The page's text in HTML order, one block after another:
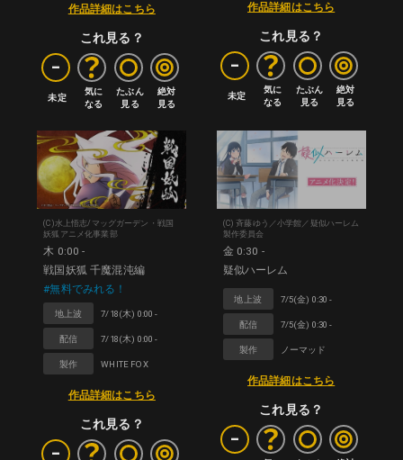
作品詳細はこちら
これ見る？
-
未定
気に
なる
たぶん
見る
絶対
見る
作品詳細はこちら
これ見る？
-
未定
気に
なる
たぶん
見る
絶対
見る
(C)水上悟志/マッグガーデン・戦国
妖狐アニメ化事業部
木 0:00 -
戦国妖狐 千魔混沌編
#無料でみれる！
地上波 7/18(木) 0:00 -
配信 7/18(木) 0:00 -
製作 WHITE FOX
作品詳細はこちら
これ見る？
-
(C) 斉藤ゆう／小学館／疑似ハーレム
製作委員会
金 0:30 -
疑似ハーレム
地上波 7/5(金) 0:30 -
配信 7/5(金) 0:30 -
製作 ノーマッド
作品詳細はこちら
これ見る？
-